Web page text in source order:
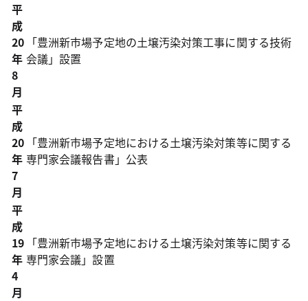
平
成
20
年
8
月
「豊洲新市場予定地の土壌汚染対策工事に関する技術
会議」設置
平
成
20
年
7
月
「豊洲新市場予定地における土壌汚染対策等に関する
専門家会議報告書」公表
平
成
19
年
4
月
「豊洲新市場予定地における土壌汚染対策等に関する
専門家会議」設置